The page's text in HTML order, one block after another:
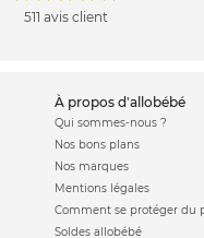
511 avis client
à propos d'allobébé
Qui sommes-nous ?
Nos bons plans
Nos marques
Mentions légales
Comment se protéger du
Soldes allobébé